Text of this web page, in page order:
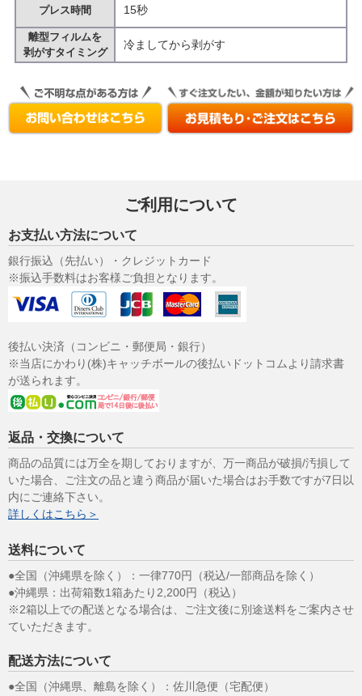
プレス時間 15秒
離型フィルムを
剥がすタイミング
冷ましてから剥がす
ご利用について
お支払い方法について
銀行振込（先払い）・クレジットカード
※振込手数料はお客様ご負担となります。
後払い決済（コンビニ・郵便局・銀行）
※当店にかわり(株)キャッチボールの後払いドットコムより請求書
が送られます。
返品・交換について
商品の品質には万全を期しておりますが、万一商品が破損/汚損して
いた場合、ご注文の品と違う商品が届いた場合はお手数ですが7日以
内にご連絡下さい。
詳しくはこちら＞
送料について
●全国（沖縄県を除く）：一律770円（税込/一部商品を除く）
●沖縄県：出荷箱数1箱あたり2,200円（税込）
※2箱以上での配送となる場合は、ご注文後に別途送料をご案内させ
ていただきます。
配送方法について
●全国（沖縄県、離島を除く）：佐川急便（宅配便）